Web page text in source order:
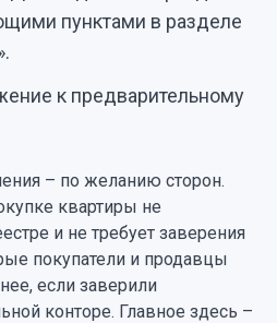
пунктами в разделе
к предварительному
– по желанию сторон.
квартиры не
и не требует заверения
покупатели и продавцы
если заверили
конторе. Главное здесь –